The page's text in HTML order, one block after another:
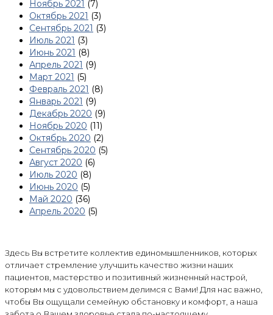
Ноябрь 2021 (7)
Октябрь 2021 (3)
Сентябрь 2021 (3)
Июль 2021 (3)
Июнь 2021 (8)
Апрель 2021 (9)
Март 2021 (5)
Февраль 2021 (8)
Январь 2021 (9)
Декабрь 2020 (9)
Ноябрь 2020 (11)
Октябрь 2020 (2)
Сентябрь 2020 (5)
Август 2020 (6)
Июль 2020 (8)
Июнь 2020 (5)
Май 2020 (36)
Апрель 2020 (5)
Здесь Вы встретите коллектив единомышленников, которых
отличает стремление улучшить качество жизни наших
пациентов, мастерство и позитивный жизненный настрой,
которым мы с удовольствием делимся с Вами! Для нас важно,
чтобы Вы ощущали семейную обстановку и комфорт, а наша